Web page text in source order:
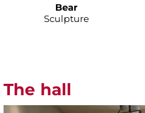
Bear
Sculpture
The hall